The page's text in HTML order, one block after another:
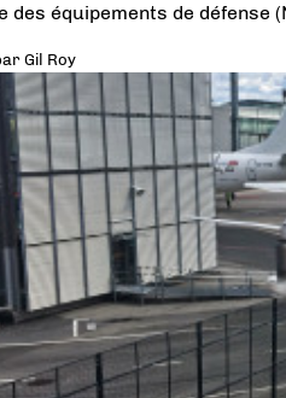
des équipements de défense
Gil Roy